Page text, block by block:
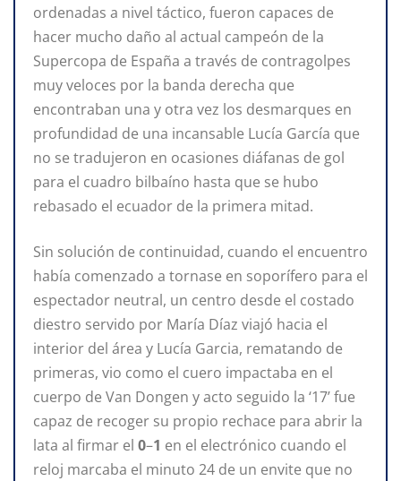
ordenadas a nivel táctico, fueron capaces de
hacer mucho daño al actual campeón de la
Supercopa de España a través de contragolpes
muy veloces por la banda derecha que
encontraban una y otra vez los desmarques en
profundidad de una incansable Lucía García que
no se tradujeron en ocasiones diáfanas de gol
para el cuadro bilbaíno hasta que se hubo
rebasado el ecuador de la primera mitad.
Sin solución de continuidad, cuando el encuentro
había comenzado a tornase en soporífero para el
espectador neutral, un centro desde el costado
diestro servido por María Díaz viajó hacia el
interior del área y Lucía Garcia, rematando de
primeras, vio como el cuero impactaba en el
cuerpo de Van Dongen y acto seguido la ‘17’ fue
capaz de recoger su propio rechace para abrir la
lata al firmar el 0–1 en el electrónico cuando el
reloj marcaba el minuto 24 de un envite que no